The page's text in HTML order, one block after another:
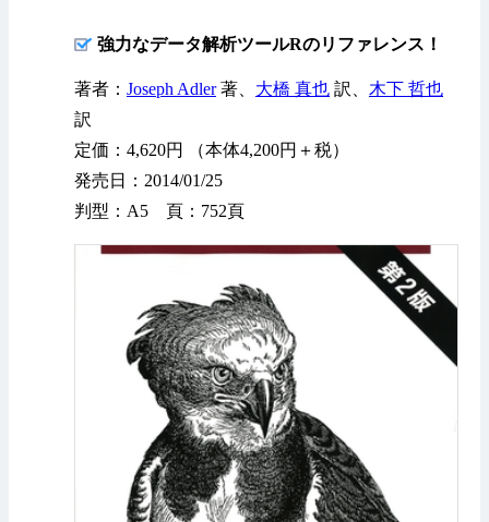
強力なデータ解析ツールRのリファレンス！
著者： Joseph Adler著、 大橋 真也 訳、 木下 哲也
訳
定価：4,620円 （本体4,200円＋税）
発売日：2014/01/25
判型：A5 頁：752頁